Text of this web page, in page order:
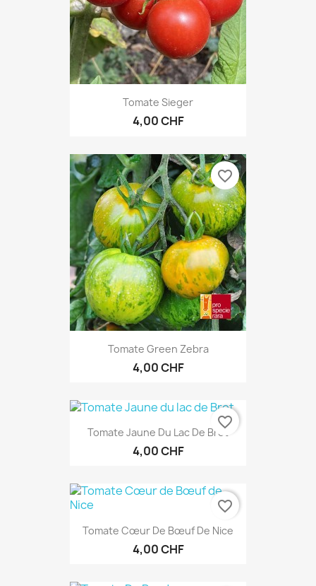
Tomate Sieger
4,00 CHF
Tomate Green Zebra
4,00 CHF
favorite_border
Tomate Jaune Du Lac De Bret
4,00 CHF
favorite_border
Tomate Cœur De Bœuf De Nice
4,00 CHF
favorite_border